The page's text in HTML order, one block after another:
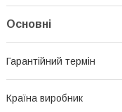
Основні
Гарантійний термін
Країна виробник